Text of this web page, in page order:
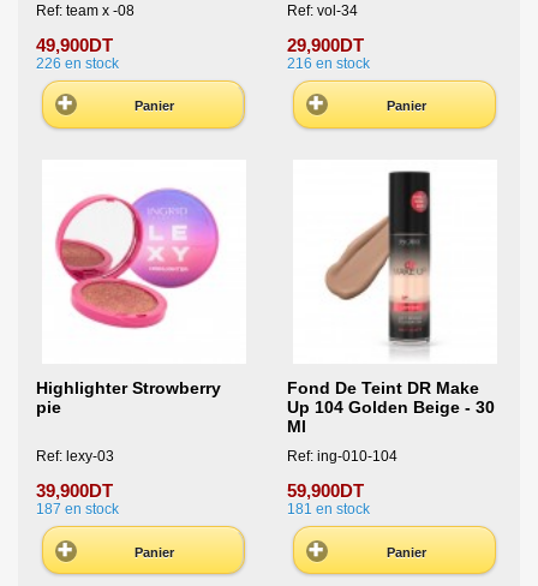
Ref: team x -08
49,900DT
226 en stock
Panier
Ref: vol-34
29,900DT
216 en stock
Panier
Highlighter Strowberry
pie
Ref: lexy-03
39,900DT
187 en stock
Panier
Fond De Teint DR Make
Up 104 Golden Beige - 30
Ml
Ref: ing-010-104
59,900DT
181 en stock
Panier